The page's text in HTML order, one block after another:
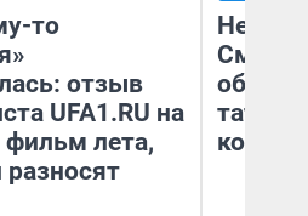
то
отзыв
UFA1.RU на
лета,